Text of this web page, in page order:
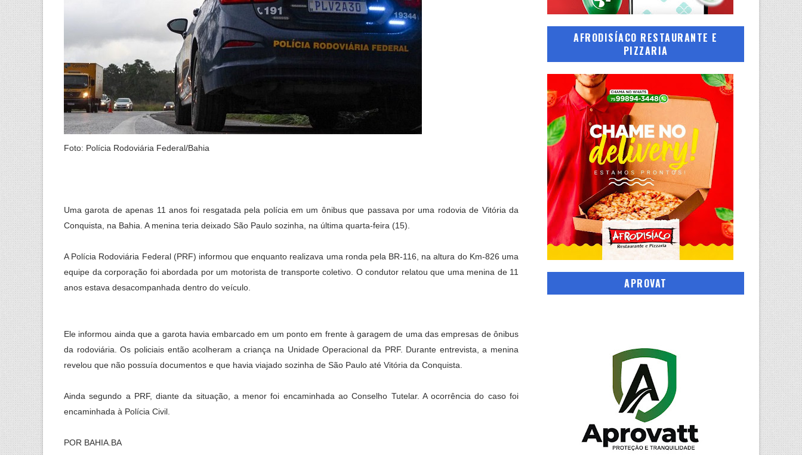
Foto: Polícia Rodoviária Federal/Bahia
Uma garota de apenas 11 anos foi resgatada pela polícia em um ônibus que passava por uma rodovia de Vitória da
Conquista, na Bahia. A menina teria deixado São Paulo sozinha, na última quarta-feira (15).
A Polícia Rodoviária Federal (PRF) informou que enquanto realizava uma ronda pela BR-116, na altura do Km-826 uma
equipe da corporação foi abordada por um motorista de transporte coletivo. O condutor relatou que uma menina de 11
anos estava desacompanhada dentro do veículo.
Ele informou ainda que a garota havia embarcado em um ponto em frente à garagem de uma das empresas de ônibus
da rodoviária. Os policiais então acolheram a criança na Unidade Operacional da PRF. Durante entrevista, a menina
revelou que não possuía documentos e que havia viajado sozinha de São Paulo até Vitória da Conquista.
Ainda segundo a PRF, diante da situação, a menor foi encaminhada ao Conselho Tutelar. A ocorrência do caso foi
encaminhada à Polícia Civil.
POR BAHIA.BA
AFRODISÍACO RESTAURANTE E
PIZZARIA
APROVAT